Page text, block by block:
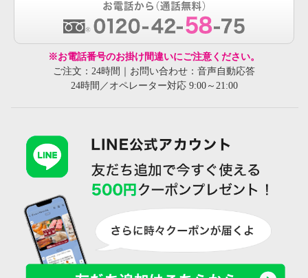
※お電話番号のお掛け間違いにご注意ください。
ご注文：24時間｜お問い合わせ：音声自動応答
24時間／オペレーター対応 9:00～21:00